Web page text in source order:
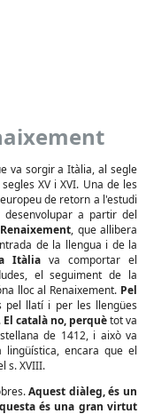
va sorgir a Itàlia, al segle
XV i XVI. Una de les
de retorn a l'estudi
a partir del
Renaixement, que allibera
de la llengua i de la
Itàlia va comportar el
el seguiment de la
lloc al Renaixement. Pel
llatí i per les llengües
El català no, perquètot va
de 1412, i això va
encara que el
s. XVIII.
Aquest diàleg, és un
és una gran virtut